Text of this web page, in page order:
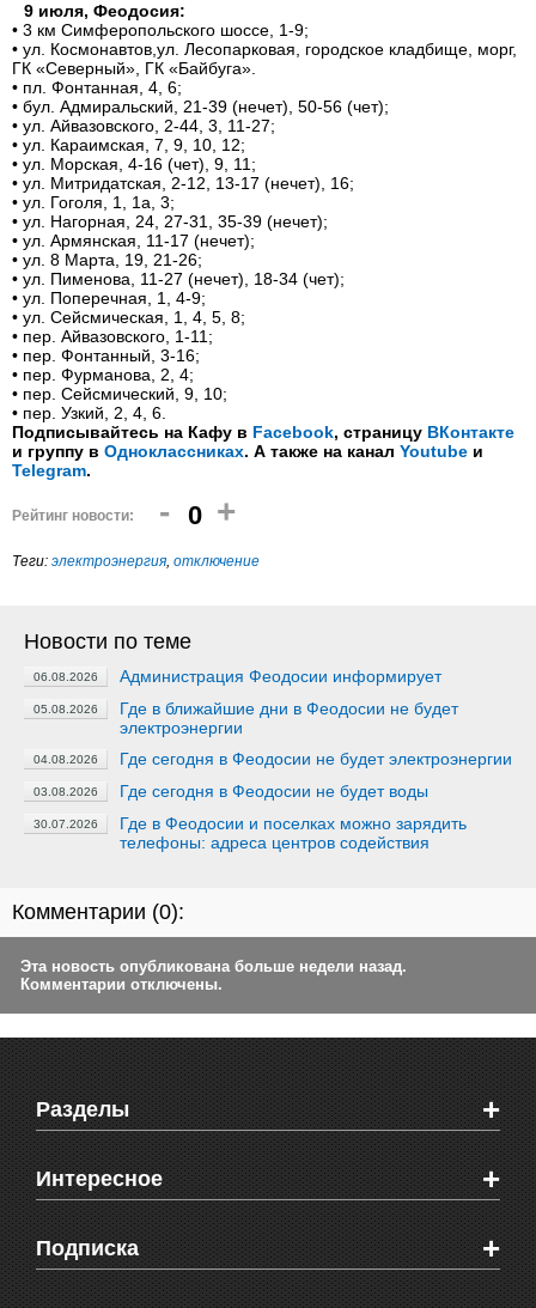
9 июля, Феодосия:
• 3 км Симферопольского шоссе, 1-9;
• ул. Космонавтов,ул. Лесопарковая, городское кладбище, морг,
ГК «Северный», ГК «Байбуга».
• пл. Фонтанная, 4, 6;
• бул. Адмиральский, 21-39 (нечет), 50-56 (чет);
• ул. Айвазовского, 2-44, 3, 11-27;
• ул. Караимская, 7, 9, 10, 12;
• ул. Морская, 4-16 (чет), 9, 11;
• ул. Митридатская, 2-12, 13-17 (нечет), 16;
• ул. Гоголя, 1, 1а, 3;
• ул. Нагорная, 24, 27-31, 35-39 (нечет);
• ул. Армянская, 11-17 (нечет);
• ул. 8 Марта, 19, 21-26;
• ул. Пименова, 11-27 (нечет), 18-34 (чет);
• ул. Поперечная, 1, 4-9;
• ул. Сейсмическая, 1, 4, 5, 8;
• пер. Айвазовского, 1-11;
• пер. Фонтанный, 3-16;
• пер. Фурманова, 2, 4;
• пер. Сейсмический, 9, 10;
• пер. Узкий, 2, 4, 6.
Подписывайтесь на Кафу в Facebook, страницу ВКонтакте
и группу в Одноклассниках. А также на канал Youtube и
Telegram.
Рейтинг новости: - 0 +
Теги: электроэнергия, отключение
Новости по теме
06.08.2026 Администрация Феодосии информирует
05.08.2026
Где в ближайшие дни в Феодосии не будет
электроэнергии
04.08.2026 Где сегодня в Феодосии не будет электроэнергии
03.08.2026 Где сегодня в Феодосии не будет воды
30.07.2026
Где в Феодосии и поселках можно зарядить
телефоны: адреса центров содействия
Комментарии (0):
Эта новость опубликована больше недели назад.
Комментарии отключены.
Разделы +
Новости Феодосии
Новости Крыма
Мировые новости
Объявления
Здоровье
Интересное +
Видео о Феодосии
Веб-камеры Феодосии
Блоги феодосийцев
Подписка +
Печатная версия газеты "Кафа"